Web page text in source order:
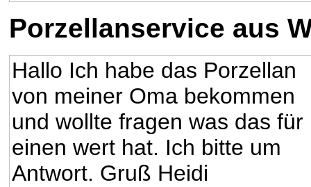
Porzellanservice aus
Hallo Ich habe das Porzellan
von meiner Oma bekommen
und wollte fragen was das für
einen wert hat. Ich bitte um
Antwort. Gruß Heidi